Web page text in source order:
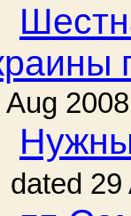
2008
dated 29